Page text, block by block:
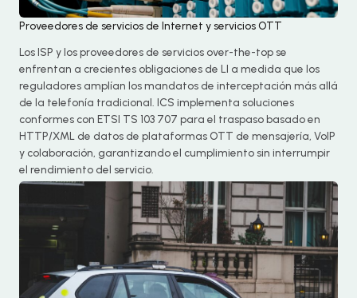
Proveedores de servicios de Internet y servicios OTT
Los ISP y los proveedores de servicios over-the-top se
enfrentan a crecientes obligaciones de LI a medida que los
reguladores amplían los mandatos de interceptación más allá
de la telefonía tradicional. ICS implementa soluciones
conformes con ETSI TS 103 707 para el traspaso basado en
HTTP/XML de datos de plataformas OTT de mensajería, VoIP
y colaboración, garantizando el cumplimiento sin interrumpir
el rendimiento del servicio.